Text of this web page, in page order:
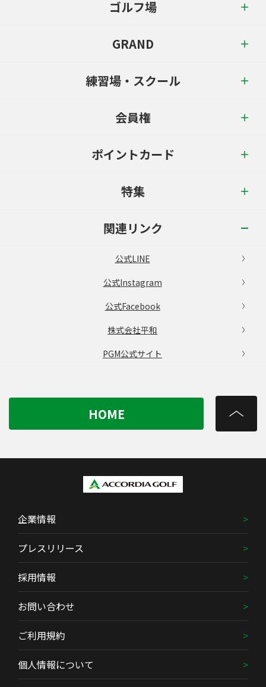
ゴルフ場
GRAND
練習場・スクール
会員権
ポイントカード
特集
関連リンク
公式LINE
公式Instagram
公式Facebook
株式会社平和
PGM公式サイト
HOME
企業情報
プレスリリース
採用情報
お問い合わせ
ご利用規約
個人情報について